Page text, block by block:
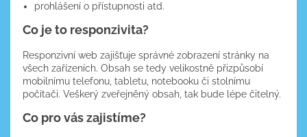
prohlášení o přístupnosti atd.
Co je to responzivita?
Responzivní web zajišťuje správné zobrazení stránky na
všech zařízeních. Obsah se tedy velikostně přizpůsobí
mobilnímu telefonu, tabletu, notebooku či stolnímu
počítači. Veškerý zveřejněný obsah, tak bude lépe čitelný.
Co pro vás zajistíme?